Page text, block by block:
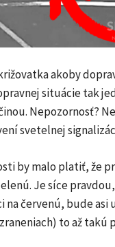
akoby
situácie tak
Nepozornosť?
svetelnej
by malo platiť, že
Je síce
na červenú, bude asi
to až takú